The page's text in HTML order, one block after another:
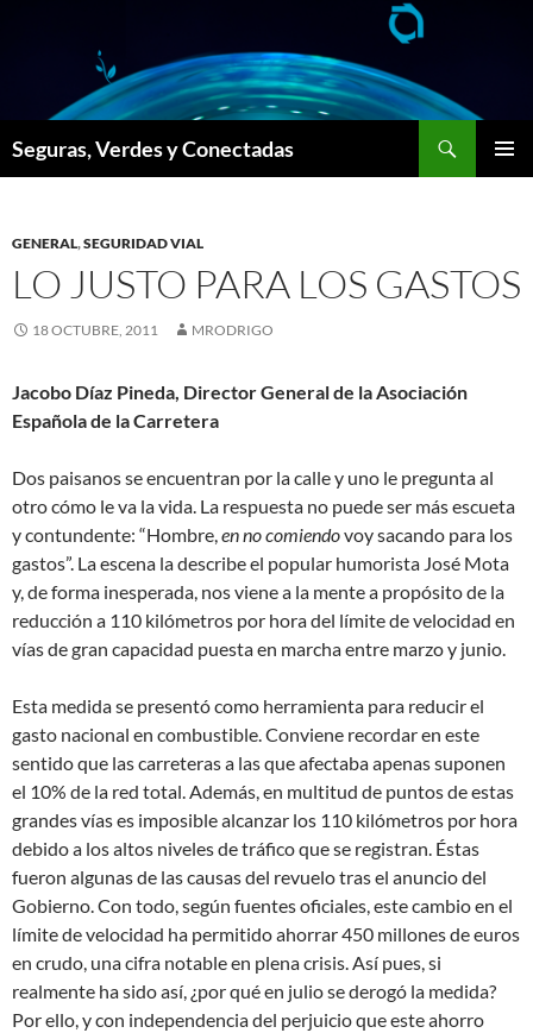
Seguras, Verdes y Conectadas
GENERAL,SEGURIDAD VIAL
LO JUSTO PARA LOS GASTOS
18 OCTUBRE, 2011 MRODRIGO
Jacobo Díaz Pineda, Director General de la Asociación
Española de la Carretera
Dos paisanos se encuentran por la calle y uno le pregunta al
otro cómo le va la vida. La respuesta no puede ser más escueta
y contundente: “Hombre,en no comiendovoy sacando para los
gastos”. La escena la describe el popular humorista José Mota
y, de forma inesperada, nos viene a la mente a propósito de la
reducción a 110 kilómetros por hora del límite de velocidad en
vías de gran capacidad puesta en marcha entre marzo y junio.
Esta medida se presentó como herramienta para reducir el
gasto nacional en combustible. Conviene recordar en este
sentido que las carreteras a las que afectaba apenas suponen
el 10% de la red total. Además, en multitud de puntos de estas
grandes vías es imposible alcanzar los 110 kilómetros por hora
debido a los altos niveles de tráfico que se registran. Éstas
fueron algunas de las causas del revuelo tras el anuncio del
Gobierno. Con todo, según fuentes oficiales, este cambio en el
límite de velocidad ha permitido ahorrar 450 millones de euros
en crudo, una cifra notable en plena crisis. Así pues, si
realmente ha sido así, ¿por qué en julio se derogó la medida?
Por ello, y con independencia del perjuicio que este ahorro